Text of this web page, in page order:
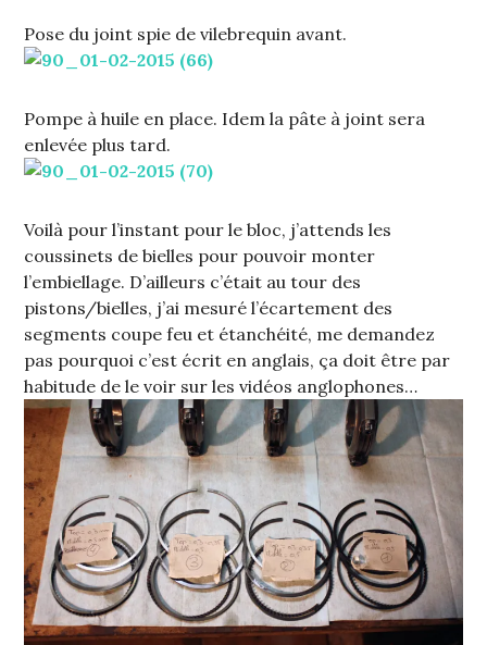
Pose du joint spie de vilebrequin avant.
Pompe à huile en place. Idem la pâte à joint sera
enlevée plus tard.
Voilà pour l’instant pour le bloc, j’attends les
coussinets de bielles pour pouvoir monter
l’embiellage. D’ailleurs c’était au tour des
pistons/bielles, j’ai mesuré l’écartement des
segments coupe feu et étanchéité, me demandez
pas pourquoi c’est écrit en anglais, ça doit être par
habitude de le voir sur les vidéos anglophones…